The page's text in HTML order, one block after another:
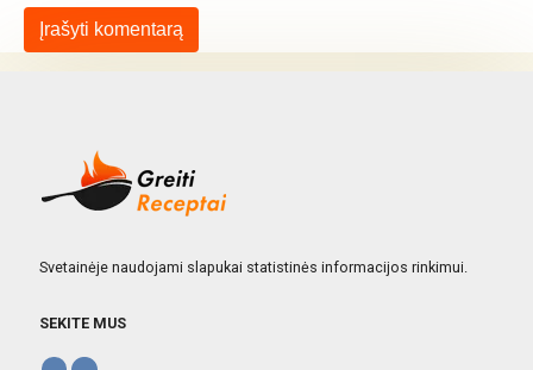
Svetainėje naudojami slapukai statistinės informacijos rinkimui.
SEKITE MUS